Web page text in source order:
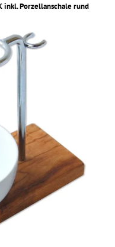
inkl. Porzellanschale rund